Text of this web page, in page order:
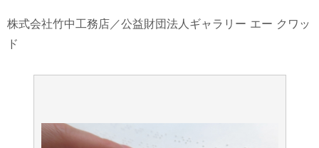
株式会社⽵中⼯務店／公益財団法⼈ギャラリー エー クワッ
ド